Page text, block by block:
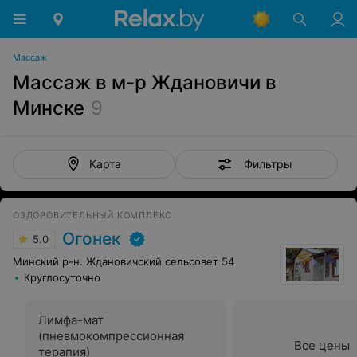
Массаж
Массаж в м-р Ждановичи в
Минске 9
Карта Фильтры
ОЗДОРОВИТЕЛЬНЫЙ КОМПЛЕКС
5.0 Огонек
Минский р-н. Ждановичский сельсовет 54
Круглосуточно
Лимфа-мат
(пневмокомпрессионная
терапия)
Все цены